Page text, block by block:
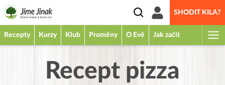
SHODIT KILA?
Recepty Kurzy Klub Proměny O Evě Jak začít
Recept pizza